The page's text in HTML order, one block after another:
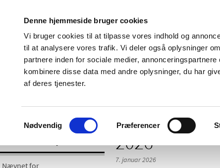
Denne hjemmeside bruger cookies
Vi bruger cookies til at tilpasse vores indhold og
til at analysere vores trafik. Vi deler også oplysninger
partnere inden for sociale medier,
kombinere disse data med andre oplysninger, du har
af deres tjenester.
Samtykkevalg
Nødvendig Præferencer
Godkendelse og
Bivirkninger og
produktinformation
Tilskud og
Nævnet for
2026
7. januar 2026